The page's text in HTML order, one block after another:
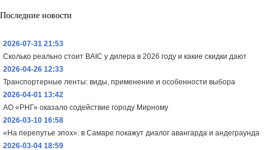
Последние новости
2026-07-31 21:53
Сколько реально стоит BAIC у дилера в 2026 году и какие скидки дают
2026-04-26 12:33
Транспортерные ленты: виды, применение и особенности выбора
2026-04-01 13:42
АО «РНГ» оказало содействие городу Мирному
2026-03-10 16:58
«На перепутье эпох»: в Самаре покажут диалог авангарда и андеграунда
2026-03-04 18:59